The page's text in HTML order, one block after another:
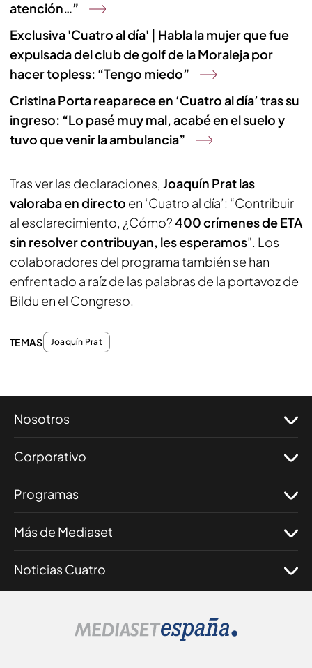
atención…”
Exclusiva 'Cuatro al día' | Habla la mujer que fue
expulsada del club de golf de la Moraleja por
hacer topless: “Tengo miedo”
Cristina Porta reaparece en ‘Cuatro al día’ tras su
ingreso: “Lo pasé muy mal, acabé en el suelo y
tuvo que venir la ambulancia”
Tras ver las declaraciones, Joaquín Prat las
valoraba en directo en ‘Cuatro al día’: “Contribuir
al esclarecimiento, ¿Cómo?400 crímenes de ETA
sin resolver contribuyan, les esperamos”. Los
colaboradores del programa también se han
enfrentado a raíz de las palabras de la portavoz de
Bildu en el Congreso.
TEMAS Joaquín Prat
Nosotros
Corporativo
Programas
Más de Mediaset
Noticias Cuatro